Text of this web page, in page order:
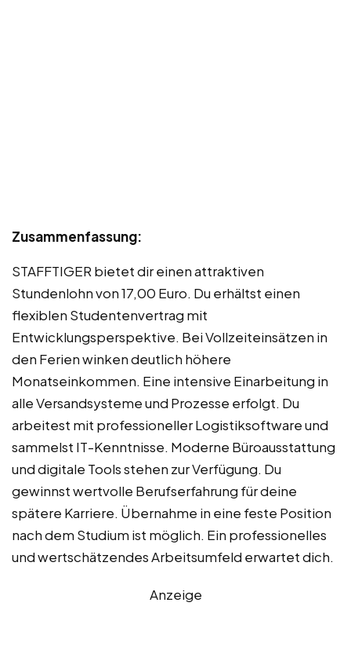
Zusammenfassung:
STAFFTIGER bietet dir einen attraktiven
Stundenlohn von 17,00 Euro. Du erhältst einen
flexiblen Studentenvertrag mit
Entwicklungsperspektive. Bei Vollzeiteinsätzen in
den Ferien winken deutlich höhere
Monatseinkommen. Eine intensive Einarbeitung in
alle Versandsysteme und Prozesse erfolgt. Du
arbeitest mit professioneller Logistiksoftware und
sammelst IT-Kenntnisse. Moderne Büroausstattung
und digitale Tools stehen zur Verfügung. Du
gewinnst wertvolle Berufserfahrung für deine
spätere Karriere. Übernahme in eine feste Position
nach dem Studium ist möglich. Ein professionelles
und wertschätzendes Arbeitsumfeld erwartet dich.
Anzeige